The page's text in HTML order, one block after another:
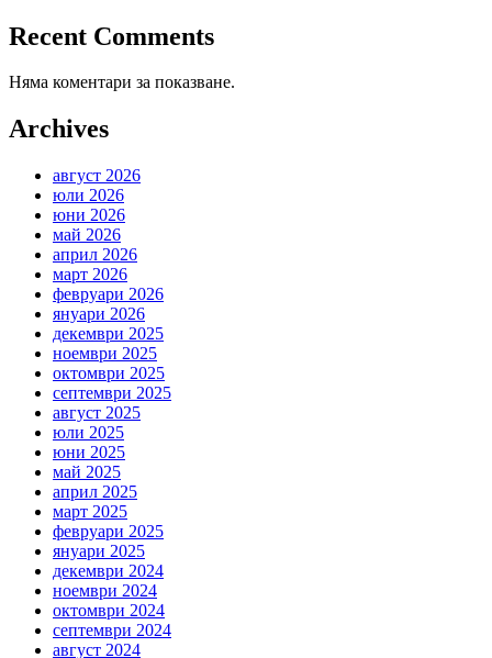
Recent Comments
Няма коментари за показване.
Archives
август 2026
юли 2026
юни 2026
май 2026
април 2026
март 2026
февруари 2026
януари 2026
декември 2025
ноември 2025
октомври 2025
септември 2025
август 2025
юли 2025
юни 2025
май 2025
април 2025
март 2025
февруари 2025
януари 2025
декември 2024
ноември 2024
октомври 2024
септември 2024
август 2024